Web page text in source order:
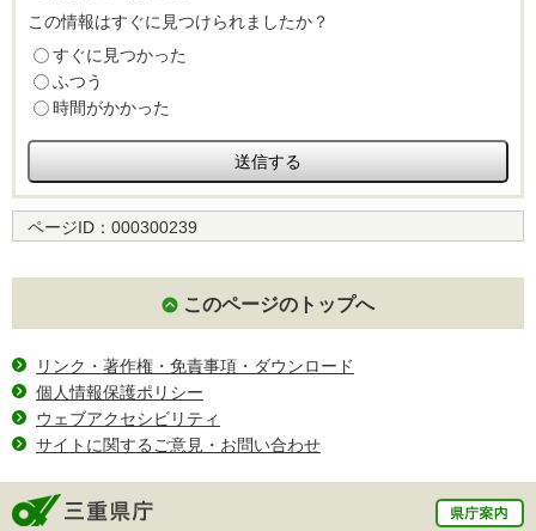
この情報はすぐに見つけられましたか？
すぐに見つかった
ふつう
時間がかかった
ページID： 000300239
このページのトップへ
リンク・著作権・免責事項・ダウンロード
個人情報保護ポリシー
ウェブアクセシビリティ
サイトに関するご意見・お問い合わせ